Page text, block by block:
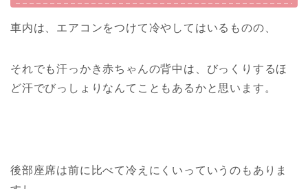
車内は、エアコンをつけて冷やしてはいるものの、
それでも汗っかき赤ちゃんの背中は、びっくりするほ
ど汗でびっしょりなんてこともあるかと思います。
後部座席は前に比べて冷えにくいっていうのもありま